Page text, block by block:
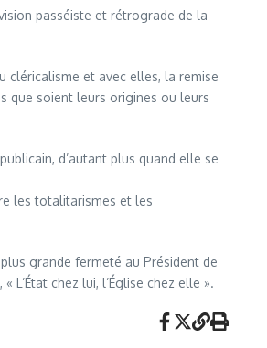
passéiste et rétrograde de la
cléricalisme et avec elles, la remise
que soient leurs origines ou leurs
d’autant plus quand elle se
les totalitarismes et les
grande fermeté au Président de
chez lui, l’Église chez elle ».